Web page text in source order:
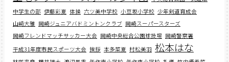
中学生の部 伊藤彩夏 体操 六ツ美中学校 小豆坂小学校 少年剣道育成会
山﨑大雅 岡崎ジュニアバドミントンクラブ 岡崎スーパースターズ
岡崎フレンドマッチサッカー大会 岡崎中央総合公園球技場 岡崎警察署
平成31年度市民スポーツ大会 挨拶 本多菜夏 村松美羽 松本はな